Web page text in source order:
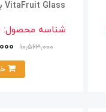
VitaFruit Glass با پارچ شیشه ایی
شناسه محصول:
10,563,000